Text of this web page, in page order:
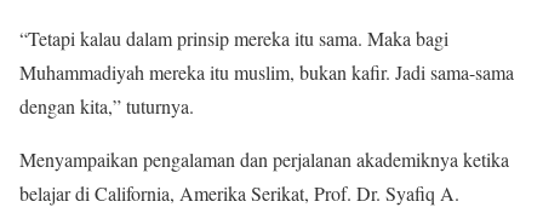
“Tetapi kalau dalam prinsip mereka itu sama. Maka bagi
Muhammadiyah mereka itu muslim, bukan kafir. Jadi sama-sama
dengan kita,” tuturnya.
Menyampaikan pengalaman dan perjalanan akademiknya ketika
belajar di California, Amerika Serikat, Prof. Dr. Syafiq A.